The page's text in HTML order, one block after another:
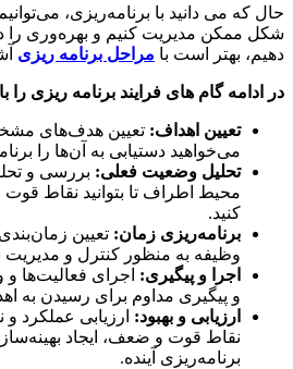
می دانید با برنامه‌ریزی، می‌توانیم
ممکن مدیریت کنیم و بهره‌وری را در
بهتر است بامراحل برنامه ریزیآشنا
گام های فرایند برنامه ریزی را با
تعیین اهداف:تعیین هدف‌های مشخص و
می‌خواهید دستیابی به آن‌ها را
تحلیل وضعیت فعلی:بررسی و تحلیل
محیط اطراف تا بتوانید نقاط قوت و
برنامه‌ریزی زمان:تعیین زمان‌بندی
وظیفه به منظور کنترل و مدیریت
اجرا و پیگیری:اجرای فعالیت‌ها و
و پیگیری مداوم برای رسیدن به
ارزیابی و بهبود :ارزیابی عملکرد و
نقاط قوت و ضعف، ایجاد بهینه‌سازی و
برنامه‌ریزی آینده.